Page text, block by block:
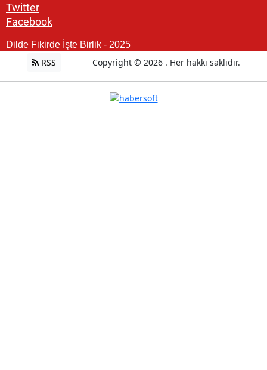
Twitter
Facebook
Dilde Fikirde İşte Birlik - 2025
RSS Copyright © 2026 . Her hakkı saklıdır.